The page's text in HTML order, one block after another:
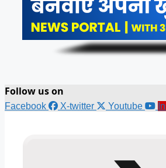
Follow us on
Facebook X-twitter Youtube